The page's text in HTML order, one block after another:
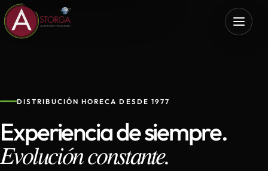
DISTRIBUCIÓN HORECA DESDE 1977
Experiencia de siempre.
Evolución constante.